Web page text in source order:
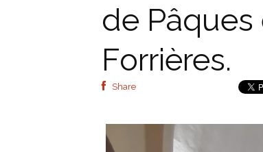
de Pâques
Forrières.
Share